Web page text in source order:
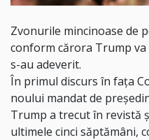
Zvonurile mincinoase de
conform cărora Trump
s-au adeverit.
În primul discurs în fața
noului mandat de
Trump a trecut în revistă
ultimele cinci săptămâni,